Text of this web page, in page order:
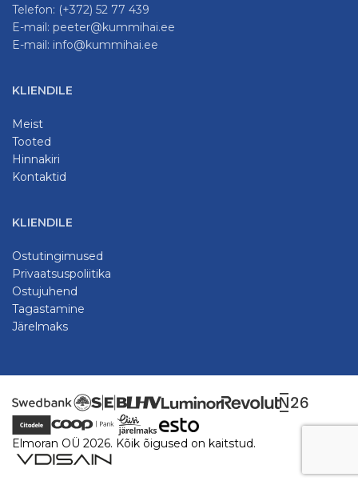
Telefon: (+372) 52 77 439
E-mail: peeter@kummihai.ee
E-mail: info@kummihai.ee
KLIENDILE
Meist
Tooted
Hinnakiri
Kontaktid
KLIENDILE
Ostutingimused
Privaatsuspoliitika
Ostujuhend
Tagastamine
Järelmaks
Elmoran OÜ 2026. Kõik õigused on kaitstud.